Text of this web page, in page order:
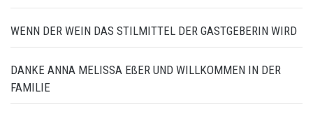
WENN DER WEIN DAS STILMITTEL DER GASTGEBERIN WIRD
DANKE ANNA MELISSA EßER UND WILLKOMMEN IN DER
FAMILIE